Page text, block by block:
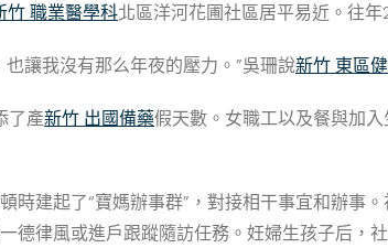
竹 職業醫學科北區洋河花圃社區居平易近。往
讓我沒有那么年夜的壓力。”吳珊說新竹 東區
了產新竹 出國備藥假天數。女職工以及餐與加
時建起了“寶媽辦事群”，對接相干事宜和辦事
德律風或進戶跟蹤隨訪任務。妊婦生孩子后，